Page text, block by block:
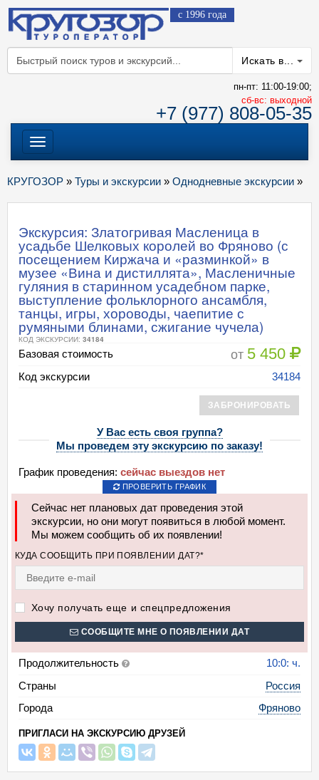
с 1996 года
Искать в...
пн-пт: 11:00-19:00;
cб-вс: выходной
+7 (977) 808-05-35
Меню
КРУГОЗОР » Туры и экскурсии » Однодневные экскурсии »
Экскурсия: Златогривая Масленица в
усадьбе Шелковых королей во Фряново (с
посещением Киржача и «разминкой» в
музее «Вина и дистиллята», Масленичные
гуляния в старинном усадебном парке,
выступление фольклорного ансамбля,
танцы, игры, хороводы, чаепитие с
румяными блинами, сжигание чучела)
КОД ЭКСКУРСИИ: 34184
Базовая стоимость от 5 450
Код экскурсии 34184
ЗАБРОНИРОВАТЬ
У Вас есть своя группа?
Мы проведем эту экскурсию по заказу!
График проведения: сейчас выездов нет
ПРОВЕРИТЬ ГРАФИК
Сейчас нет плановых дат проведения этой
экскурсии, но они могут появиться в любой момент.
Мы можем сообщить об их появлении!
КУДА СООБЩИТЬ ПРИ ПОЯВЛЕНИИ ДАТ?*
Хочу получать еще и спецпредложения
СООБЩИТЕ МНЕ О ПОЯВЛЕНИИ ДАТ
Продолжительность
10:0: ч.
Страны
Россия
Города
Фряново
ПРИГЛАСИ НА ЭКСКУРСИЮ ДРУЗЕЙ